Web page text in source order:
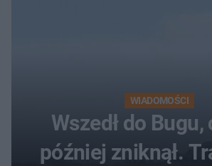
WIADOMOŚCI
Wszedł do
później zniknął.